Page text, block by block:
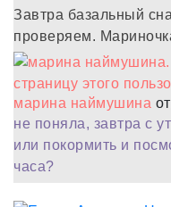
Завтра базальный
проверяем.
марина наймушина
не поняла, завтра с
или покормить и
часа?